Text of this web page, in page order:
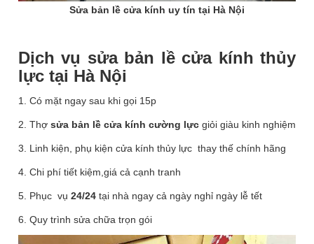
Sửa bản lề cửa kính uy tín tại Hà Nội
Dịch vụ sửa bản lề cửa kính thủy
lực tại Hà Nội
1. Có mặt ngay sau khi gọi 15p
2. Thợ sửa bản lề cửa kính cường lực giỏi giàu kinh nghiệm
3. Linh kiện, phụ kiện cửa kính thủy lực thay thế chính hãng
4. Chi phí tiết kiệm,giá cả cạnh tranh
5. Phục vụ 24/24 tại nhà ngay cả ngày nghỉ ngày lễ tết
6. Quy trình sửa chữa trọn gói